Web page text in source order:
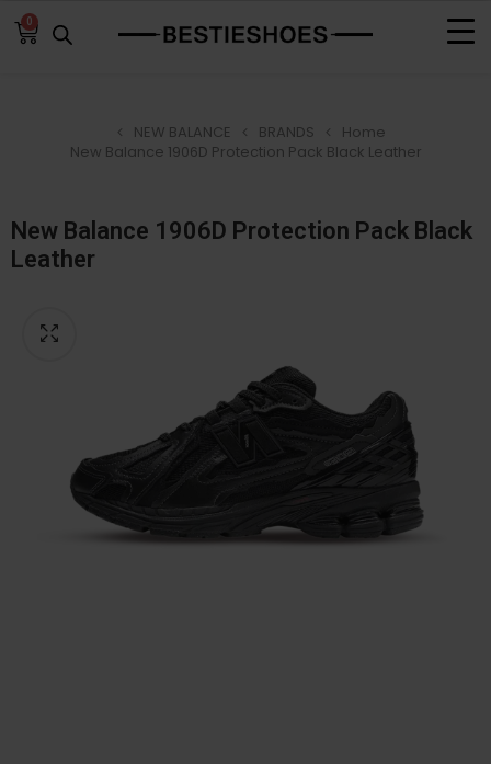
0
Home
BRANDS
NEW BALANCE
New Balance 1906D Protection Pack Black Leather
New Balance 1906D Protection Pack Black
Leather